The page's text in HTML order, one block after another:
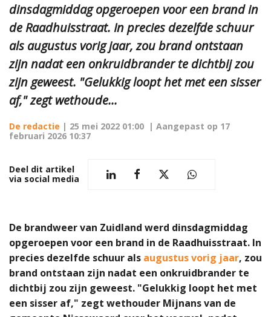
dinsdagmiddag opgeroepen voor een brand in
de Raadhuisstraat. In precies dezelfde schuur
als augustus vorig jaar, zou brand ontstaan
zijn nadat een onkruidbrander te dichtbij zou
zijn geweest. "Gelukkig loopt het met een sisser
af," zegt wethoude...
De redactie | 25 mei 2022 01:00 | Aangepast op 17
februari 2026 10:37
Deel dit artikel
via social media
De brandweer van Zuidland werd dinsdagmiddag
opgeroepen voor een brand in de Raadhuisstraat. In
precies dezelfde schuur als augustus vorig jaar, zou
brand ontstaan zijn nadat een onkruidbrander te
dichtbij zou zijn geweest. "Gelukkig loopt het met
een sisser af," zegt wethouder Mijnans van de